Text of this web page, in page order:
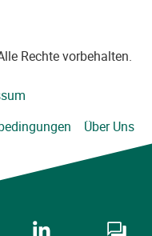
Rechte vorbehalten.
Über Uns